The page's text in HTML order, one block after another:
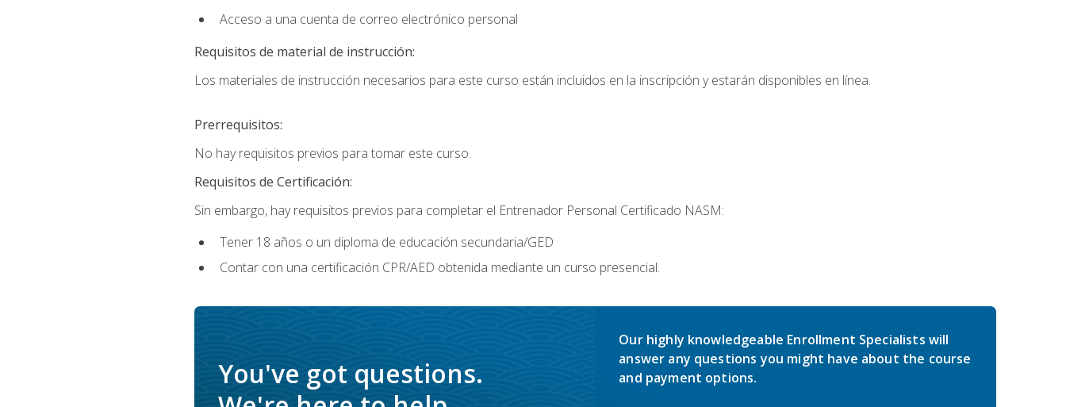
Acceso a una cuenta de correo electrónico personal
Requisitos de material de instrucción:
Los materiales de instrucción necesarios para este curso están incluidos en la inscripción y estarán disponibles en línea.
Prerrequisitos:
No hay requisitos previos para tomar este curso.
Requisitos de Certificación:
Sin embargo, hay requisitos previos para completar el Entrenador Personal Certificado NASM:
Tener 18 años o un diploma de educación secundaria/GED
Contar con una certificación CPR/AED obtenida mediante un curso presencial.
You've got questions.
Our highly knowledgeable Enrollment Specialists will
answer any questions you might have about the course
and payment options.